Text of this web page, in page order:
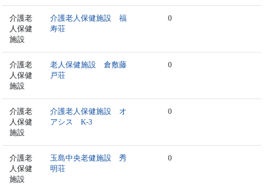
介護老
人保健
施設
介護老人保健施設 福
寿荘
0
介護老
人保健
施設
老人保健施設 倉敷藤
戸荘
0
介護老
人保健
施設
介護老人保健施設 オ
アシス K-3
0
介護老
人保健
施設
玉島中央老健施設 秀
明荘
0